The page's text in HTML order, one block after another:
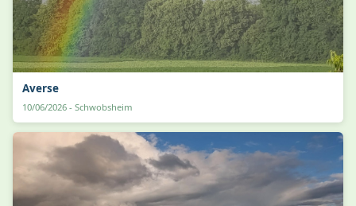
Averse
10/06/2026 - Schwobsheim